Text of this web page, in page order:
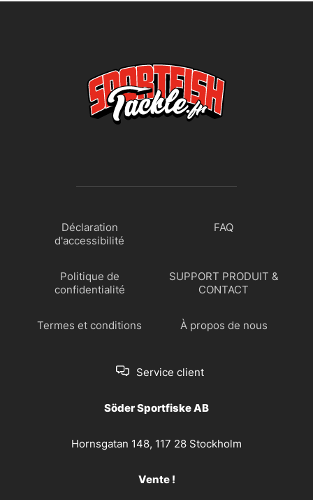
Déclaration
d'accessibilité
FAQ
Politique de
confidentialité
SUPPORT PRODUIT &
CONTACT
Termes et conditions À propos de nous
Service client
Söder Sportfiske AB
Hornsgatan 148, 117 28 Stockholm
Vente !